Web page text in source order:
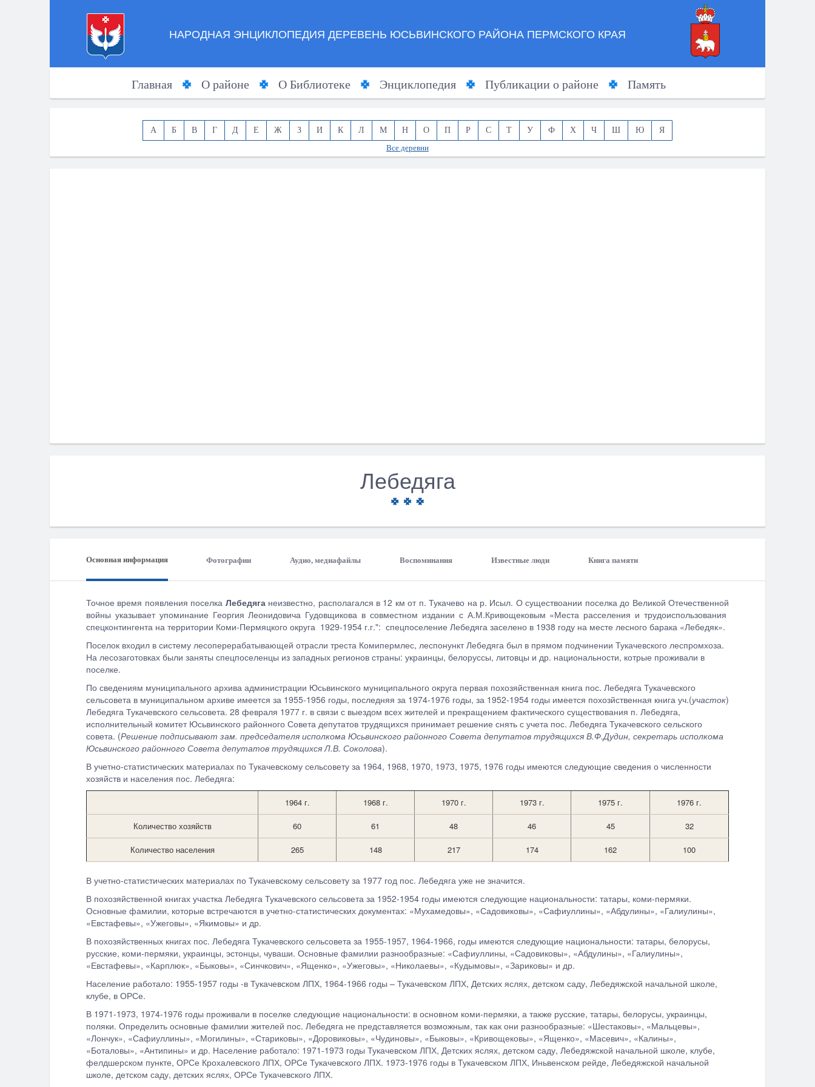
НАРОДНАЯ ЭНЦИКЛОПЕДИЯ ДЕРЕВЕНЬ ЮСЬВИНСКОГО РАЙОНА ПЕРМСКОГО КРАЯ
Главная О районе О Библиотеке Энциклопедия Публикации о районе Память
А Б В Г Д Е Ж З И К Л М Н О П Р С Т У Ф Х Ч Ш Ю
Я
Все деревни
Лебедяга
Основная информация Фотографии Аудио, медиафайлы Воспоминания Известные люди Книга памяти
Точное время появления поселка Лебедяганеизвестно, располагался в 12 км от п. Тукачево на р. Исыл. О существоании поселка до Великой Отечественной
войны указывает упоминание Георгия Леонидовича Гудовщикова в совместном издании с А.М.Кривощековым «Места расселения и трудоиспользования
спецконтингента на территории Коми-Пермяцкого округа 1929-1954 г.г.": спецпоселение Лебедяга заселено в 1938 году на месте лесного барака «Лебедяк».
Поселок входил в систему лесоперерабатывающей отрасли треста Комипермлес, леспонункт Лебедяга был в прямом подчинении Тукачевского леспромхоза.
На лесозаготовках были заняты спецпоселенцы из западных регионов страны: украинцы, белоруссы, литовцы и др. национальности, котрые проживали в
поселке.
По сведениям муниципального архива администрации Юсьвинского муниципального округа первая похозяйственная книга пос. Лебедяга Тукачевского
сельсовета в муниципальном архиве имеется за 1955-1956 годы, последняя за 1974-1976 годы, за 1952-1954 годы имеется похозйственная книга уч.(участок)
Лебедяга Тукачевского сельсовета. 28 февраля 1977 г. в связи с выездом всех жителей и прекращением фактического существования п. Лебедяга,
исполнительный комитет Юсьвинского районного Совета депутатов трудящихся принимает решение снять с учета пос. Лебедяга Тукачевского сельского
совета. (Решение подписывают зам. председателя исполкома Юсьвинского районного Совета депутатов трудящихся В.Ф.Дудин, секретарь исполкома
Юсьвинского районного Совета депутатов трудящихся Л.В. Соколова).
В учетно-статистических материалах по Тукачевскому сельсовету за 1964, 1968, 1970, 1973, 1975, 1976 годы имеются следующие сведения о численности
хозяйств и населения пос. Лебедяга:
1964 г. 1968 г. 1970 г. 1973 г. 1975 г. 1976 г.
Количество хозяйств 60 61 48 46 45 32
Количество населения 265 148 217 174 162 100
В учетно-статистических материалах по Тукачевскому сельсовету за 1977 год пос. Лебедяга уже не значится.
В похозяйственной книгах участка Лебедяга Тукачевского сельсовета за 1952-1954 годы имеются следующие национальности: татары, коми-пермяки.
Основные фамилии, которые встречаются в учетно-статистических документах: «Мухамедовы», «Садовиковы», «Сафиуллины», «Абдулины», «Галиулины»,
«Евстафевы», «Ужеговы», «Якимовы» и др.
В похозяйственных книгах пос. Лебедяга Тукачевского сельсовета за 1955-1957, 1964-1966, годы имеются следующие национальности: татары, белорусы,
русские, коми-пермяки, украинцы, эстонцы, чуваши. Основные фамилии разнообразные: «Сафиуллины, «Садовиковы», «Абдулины», «Галиулины»,
«Евстафевы», «Карплюк», «Быковы», «Синчкович», «Ященко», «Ужеговы», «Николаевы», «Кудымовы», «Зариковы» и др.
Население работало: 1955-1957 годы -в Тукачевском ЛПХ, 1964-1966 годы – Тукачевском ЛПХ, Детских яслях, детском саду, Лебедяжской начальной школе,
клубе, в ОРСе.
В 1971-1973, 1974-1976 годы проживали в поселке следующие национальности: в основном коми-пермяки, а также русские, татары, белорусы, украинцы,
поляки. Определить основные фамилии жителей пос. Лебедяга не представляется возможным, так как они разнообразные: «Шестаковы», «Мальцевы»,
«Лончук», «Сафиуллины», «Могилины», «Стариковы», «Доровиковы», «Чудиновы», «Быковы», «Кривощековы», «Ященко», «Масевич», «Калины»,
«Боталовы», «Антипины» и др. Население работало: 1971-1973 годы Тукачевском ЛПХ, Детских яслях, детском саду, Лебедяжской начальной школе, клубе,
фелдшерском пункте, ОРСе Крохалевского ЛПХ, ОРСе Тукачевского ЛПХ. 1973-1976 годы в Тукачевском ЛПХ, Иньвенском рейде, Лебедяжской начальной
школе, детском саду, детских яслях, ОРСе Тукачевского ЛПХ.